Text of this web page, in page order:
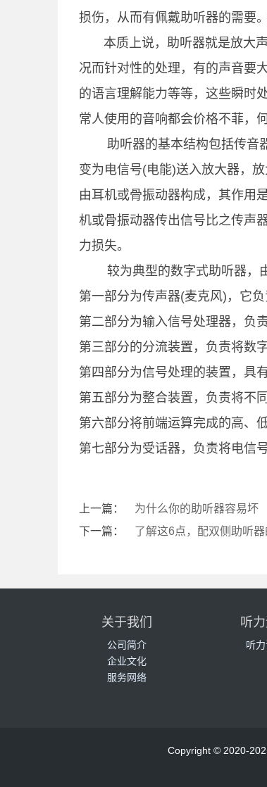
损伤，从而有佩戴助听器的需要
本质上说，助听器就是放大声
况而针对性的处理，有的声音要
的语言理解能力等等，这些瞬时
常人使用的音响都会价格不菲，
助听器的基本结构包括传音器
变为电信号(电能)送入放大器，
由耳机或骨振动器构成，其作用
机或骨振动器传出信号比之传声
力损失。
较为典型的数字式助听器，
第一部分为传声器(麦克风)，它
第二部分为输入信号处理器，负
第三部分的分流装置，负责将数
第四部分为信号处理的装置，具
第五部分为整合装置，负责将不
第六部分将前端运算完成的高、
第七部分为受话器，负责将电信
上一篇：
为什么你的助听器容易坏
下一篇：
了解这6点，配双侧助听器
关于我们
公司简介
企业文化
服务网络
听
听
Copyright © 2020-